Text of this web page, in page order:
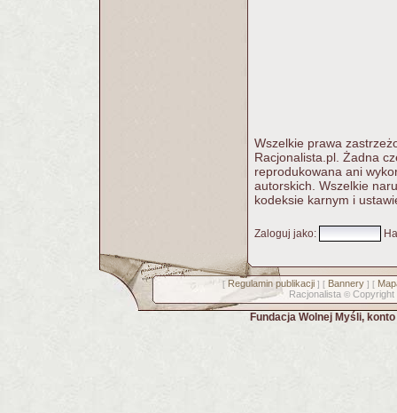
Wszelkie prawa
Racjonalista.pl. Żadna
reprodukowana ani
autorskich. Wszelkie
kodeksie karnym i
Zaloguj jako:
[ Regulamin publikacji] [ Bannery] [
Racjonalista © Copyright
Fundacja Wolnej Myśli,